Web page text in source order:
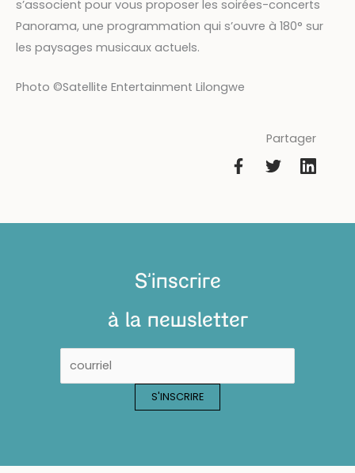
s’associent pour vous proposer les soirées-concerts
Panorama, une programmation qui s’ouvre à 180° sur
les paysages musicaux actuels.
Photo ©Satellite Entertainment Lilongwe
Partager
S'inscrire
à la newsletter